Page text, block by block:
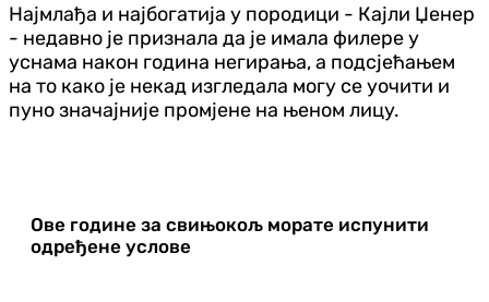
Најмлађа и најбогатија у породици - Кајли Џенер
- недавно је признала да је имала филере у
уснама након година негирања, а подсјећањем
на то како је некад изгледала могу се уочити и
пуно значајније промјене на њеном лицу.
Ове године за свињокољ морате испунити
одређене услове